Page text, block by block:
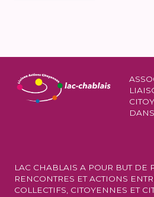
LAC CHABLAIS A POUR BUT DE
RENCONTRES ET ACTIONS
COLLECTIFS, CITOYENNES ET